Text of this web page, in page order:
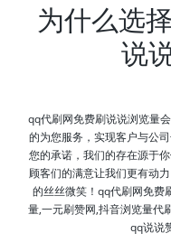
为什么选
说
qq代刷网免费刷说说浏览量
的为您服务，实现客户与公
您的承诺，我们的存在源于
顾客们的满意让我们更有动
的丝丝微笑！qq代刷网免费
量,一元刷赞网,抖音浏览量代
qq说说